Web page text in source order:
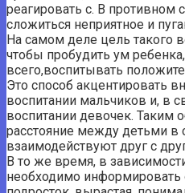
реагировать с. В противном
сложиться неприятное и
На самом деле цель такого
чтобы пробудить ум
всего,воспитывать
Это способ акцентировать
воспитании мальчиков и, в
воспитании девочек. Таким
расстояние между детьми в
взаимодействуют друг с
В то же время, в
необходимо информировать